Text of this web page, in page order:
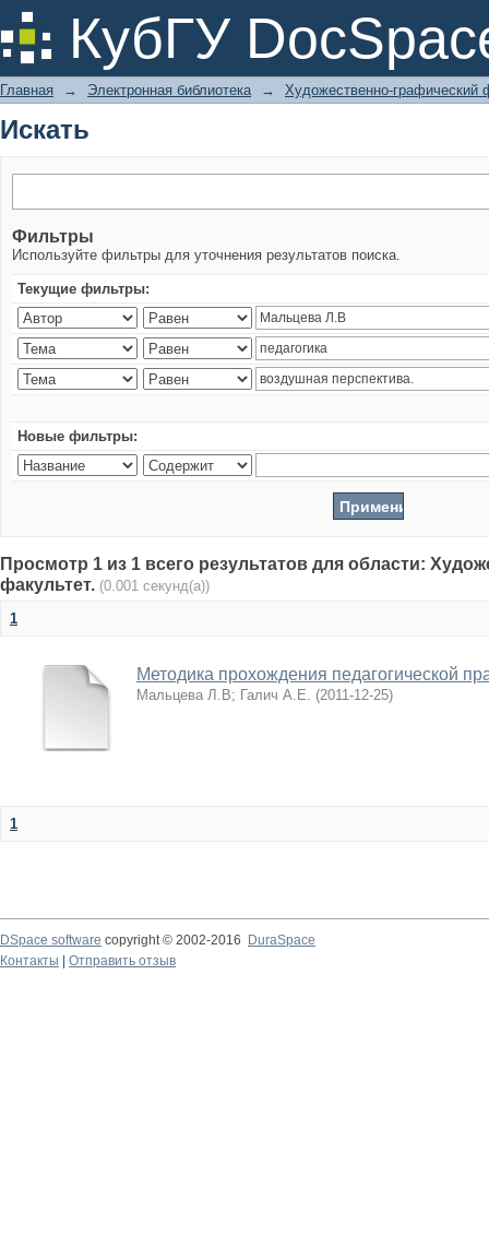
КубГУ
Искать
Главная → Электронная библиотека → Художественно-графический
Искать
Фильтры
Используйте фильтры для уточнения результатов поиска.
Текущие фильтры:
Новые фильтры:
Просмотр 1 из 1 всего результатов для области:
факультет. (0.001 секунд(а))
1
Методика прохождения педагогической
Мальцева Л.В; Галич А.Е. (2011-12-25)
1
DSpace software copyright © 2002-2016
DuraSpace
Контакты
Отправить отзыв